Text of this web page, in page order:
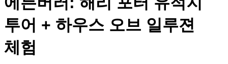
투어 + 하우스 오브 일루젼
체험